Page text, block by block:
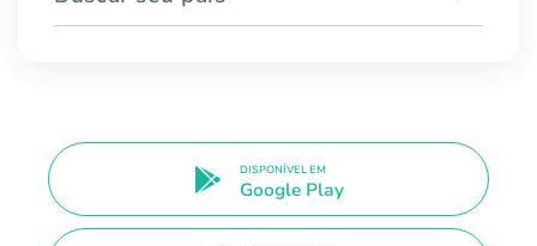
DISPONÍVEL EM
Google Play